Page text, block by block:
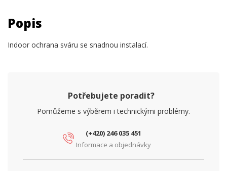
Popis
Indoor ochrana sváru se snadnou instalací.
Potřebujete poradit?
Pomůžeme s výběrem i technickými problémy.
(+420) 246 035 451
Informace a objednávky